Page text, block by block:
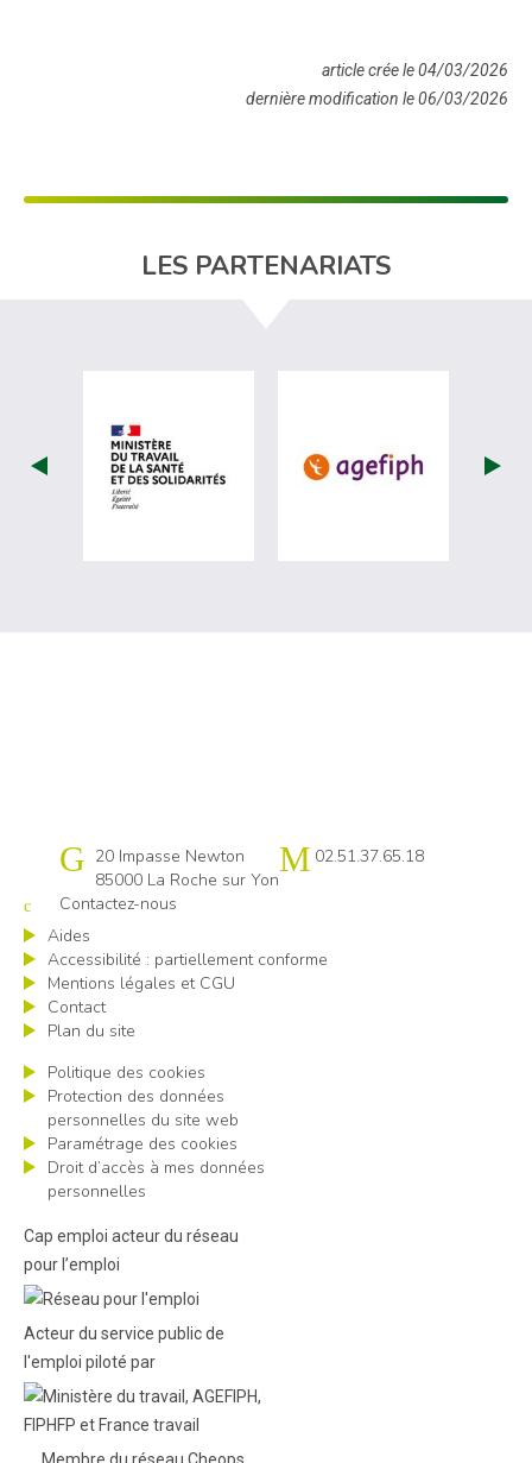
article crée le 04/03/2026
dernière modification le 06/03/2026
LES PARTENARIATS
visiter les site de Ministère du travail
visiter les
Cap emploi 85
20 Impasse Newton
85000 La Roche sur Yon
02.51.37.65.18
Contactez-nous
Aides
Accessibilité : partiellement conforme
Mentions légales et CGU
Contact
Plan du site
Politique des cookies
Protection des données
personnelles du site web
Paramétrage des cookies
Droit d’accès à mes données
personnelles
Cap emploi acteur du réseau
pour l’emploi
Acteur du service public de
l'emploi piloté par